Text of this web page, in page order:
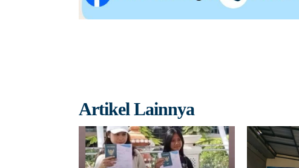
Artikel Lainnya